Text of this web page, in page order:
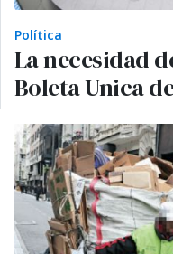
Política
La necesidad
Boleta Unica